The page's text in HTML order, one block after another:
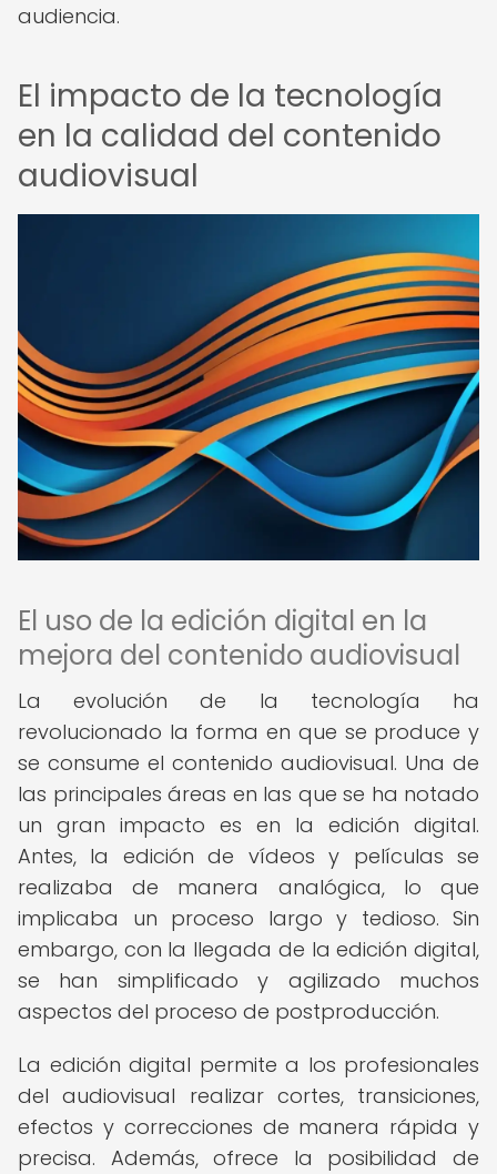
audiencia.
El impacto de la tecnología
en la calidad del contenido
audiovisual
El uso de la edición digital en la
mejora del contenido audiovisual
La evolución de la tecnología ha
revolucionado la forma en que se produce y
se consume el contenido audiovisual. Una de
las principales áreas en las que se ha notado
un gran impacto es en la edición digital.
Antes, la edición de vídeos y películas se
realizaba de manera analógica, lo que
implicaba un proceso largo y tedioso. Sin
embargo, con la llegada de la edición digital,
se han simplificado y agilizado muchos
aspectos del proceso de postproducción.
La edición digital permite a los profesionales
del audiovisual realizar cortes, transiciones,
efectos y correcciones de manera rápida y
precisa. Además, ofrece la posibilidad de